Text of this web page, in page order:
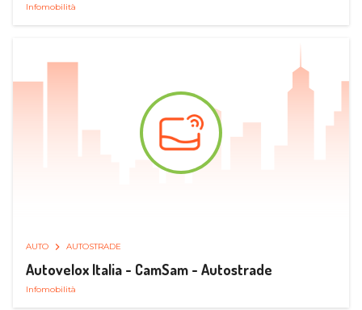
Infomobilità
AUTO AUTOSTRADE
Autovelox Italia - CamSam - Autostrade
Infomobilità